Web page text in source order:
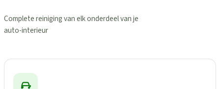
Complete reiniging van elk onderdeel van je
auto-interieur